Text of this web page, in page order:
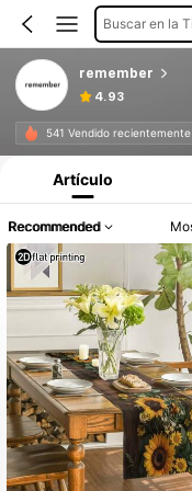
Buscar en la
remember
4.93
541 Vendido recientemente
Artículo
Recommended